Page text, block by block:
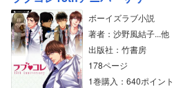
ボーイズラブ小説
著者：沙野風結子...他
出版社：竹書房
178ページ
1巻購入：640ポイント